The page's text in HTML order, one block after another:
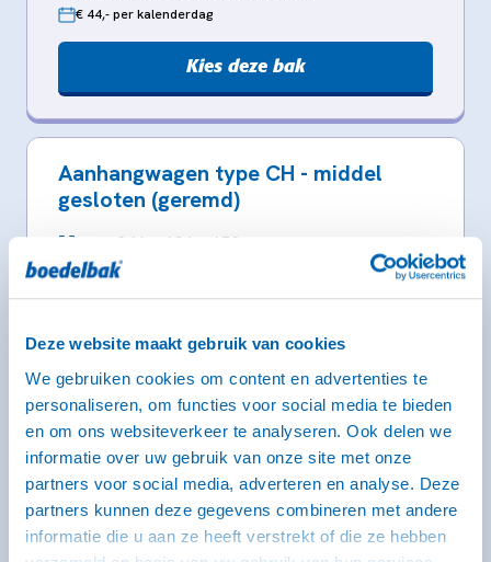
Deze website maakt gebruik van cookies
We gebruiken cookies om content en advertenties te
personaliseren, om functies voor social media te bieden
en om ons websiteverkeer te analyseren. Ook delen we
informatie over uw gebruik van onze site met onze
partners voor social media, adverteren en analyse. Deze
partners kunnen deze gegevens combineren met andere
informatie die u aan ze heeft verstrekt of die ze hebben
€ 44,- per kalenderdag
Kies deze bak
Aanhangwagen type CH - middel
gesloten (geremd)
246 x 131 x 150 cm
Rijbewijs B (bij dit type heb je een witte kentekenplaat